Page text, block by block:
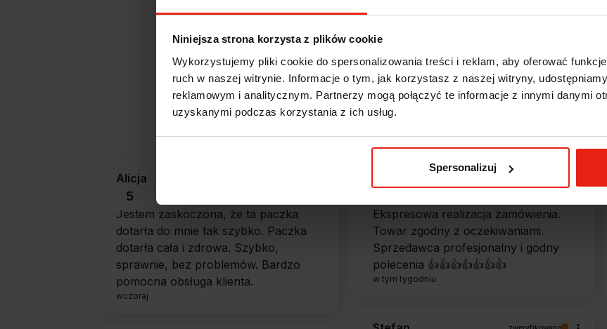
Niniejsza strona korzysta z plików cookie
Wykorzystujemy pliki cookie do spersonalizowania treści i reklam, aby oferować
ruch w naszej witrynie. Informacje o tym, jak korzystasz z naszej witryny,
reklamowym i analitycznym. Partnerzy mogą połączyć te informacje z innymi danymi
uzyskanymi podczas korzystania z ich usług.
Spersonalizuj
Opinie klientów
Alicja
5
Jestem zaskoczona, że ta paczka
dotarła do mnie tak szybko. Paczka
dotarła cała i zdrowa. Szybko,
sprawnie, bez problemów. Bardzo
pomocna obsługa klienta.
wczoraj
Ekspresowa realizacja zamówienia.
Towar zgodny z oczekiwaniami.
Sprzedawca profesjonalny i godny
polecenia 👍️👍️👍️👍️👍️👍️👍️
w tym tygodniu
zweryfikowano